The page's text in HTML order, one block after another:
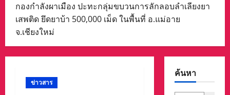
กองกำลังผาเมือง ปะทะกลุ่มขบวนการลักลอบลำเลียงยา
เสพติด ยึดยาบ้า 500,000 เม็ด ในพื้นที่ อ.แม่อาย
จ.เชียงใหม่
ข่าวสาร
ค้นหา